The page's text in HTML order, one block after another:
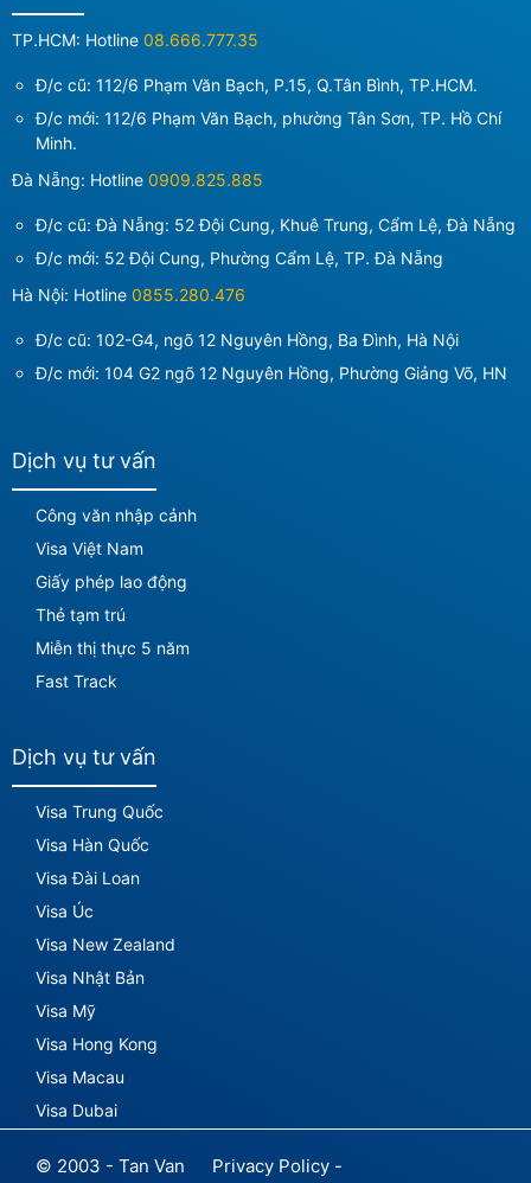
TP.HCM: Hotline 08.666.777.35
Đ/c cũ: 112/6 Phạm Văn Bạch, P.15, Q.Tân Bình, TP.HCM.
Đ/c mới: 112/6 Phạm Văn Bạch, phường Tân Sơn, TP. Hồ Chí
Minh.
Đà Nẵng: Hotline 0909.825.885
Đ/c cũ: Đà Nẵng: 52 Đội Cung, Khuê Trung, Cẩm Lệ, Đà Nẵng
Đ/c mới: 52 Đội Cung, Phường Cẩm Lệ, TP. Đà Nẵng
Hà Nội: Hotline 0855.280.476
Đ/c cũ: 102-G4, ngõ 12 Nguyên Hồng, Ba Đình, Hà Nội
Đ/c mới: 104 G2 ngõ 12 Nguyên Hồng, Phường Giảng Võ, HN
Dịch vụ tư vấn
Công văn nhập cảnh
Visa Việt Nam
Giấy phép lao động
Thẻ tạm trú
Miễn thị thực 5 năm
Fast Track
Dịch vụ tư vấn
Visa Trung Quốc
Visa Hàn Quốc
Visa Đài Loan
Visa Úc
Visa New Zealand
Visa Nhật Bản
Visa Mỹ
Visa Hong Kong
Visa Macau
Visa Dubai
© 2003 - Tan Van
Privacy Policy -